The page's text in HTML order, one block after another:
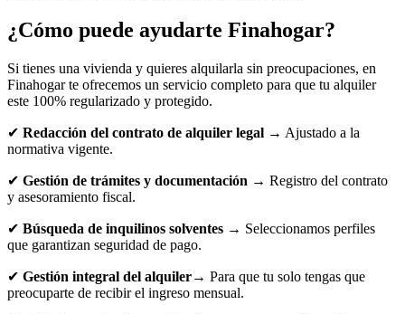
¿Cómo puede ayudarte Finahogar?
Si tienes una vivienda y quieres alquilarla sin preocupaciones, en
Finahogar te ofrecemos un servicio completo para que tu alquiler
este 100% regularizado y protegido.
✔ Redacción del contrato de alquiler legal → Ajustado a la
normativa vigente.
✔ Gestión de trámites y documentación → Registro del contrato
y asesoramiento fiscal.
✔ Búsqueda de inquilinos solventes → Seleccionamos perfiles
que garantizan seguridad de pago.
✔ Gestión integral del alquiler→ Para que tu solo tengas que
preocuparte de recibir el ingreso mensual.